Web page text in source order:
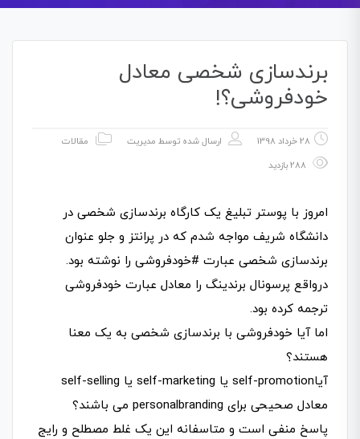
برندسازی شخصی معادل
خودفروشی؟!
28 خرداد 1398 ارسال شده توسط مدیریت
مقالات
امروز با پوستر تبلیغ یک کارگاه برندسازی شخصی در
دانشگاه شریف مواجه شدم که در پرانتز و جلو عنوان
برندسازی شخصی عبارت #خودفروشی را نوشته بود.
درواقع پرسونال برندینگ را معادل عبارت خودفروشی
ترجمه کرده بود.
اما آیا خودفروشی با برندسازی شخصی به یک معنا
هستند؟
آیاself-promotion یا self-marketing یا self-selling
معادل صحیحی برای personalbranding می باشند؟
پاسخ منفی است و متاسفانه این یک غلط مصطلح و رایج